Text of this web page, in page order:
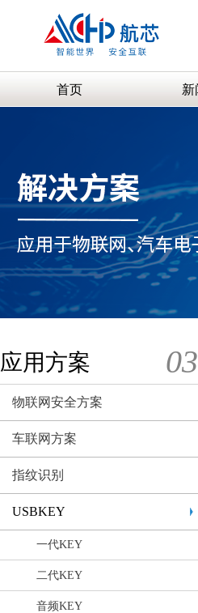
首页 新
应用方案 03
物联网安全方案
车联网方案
指纹识别
USBKEY
一代KEY
二代KEY
音频KEY